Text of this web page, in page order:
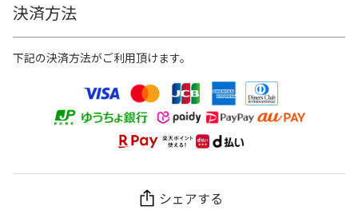
決済方法
下記の決済方法がご利用頂けます。
シェアする